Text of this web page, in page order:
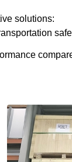
solutions: